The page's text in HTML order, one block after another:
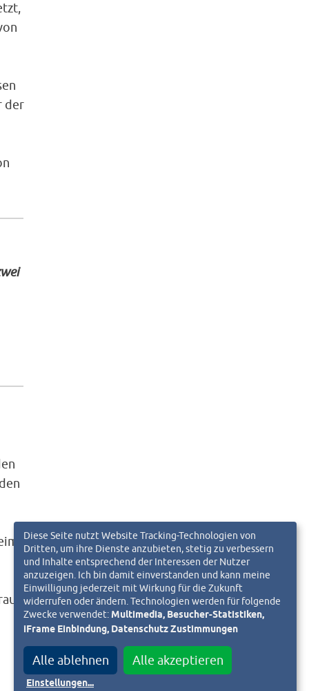
der
Diese Seite nutzt Website Tracking-Technologien von
Dritten, um ihre Dienste anzubieten, stetig zu verbessern
und Inhalte entsprechend der Interessen der Nutzer
anzuzeigen. Ich bin damit einverstanden und kann meine
Einwilligung jederzeit mit Wirkung für die Zukunft
widerrufen oder ändern. Technologien werden für folgende
Zwecke verwendet:Multimedia, Besucher-Statistiken,
iFrame Einbindung, Datenschutz Zustimmungen
Alle ablehnen Alle akzeptieren
Einstellungen...